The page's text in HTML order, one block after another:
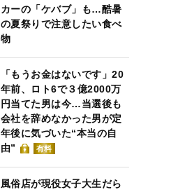
カーの「ケバブ」も…酷暑
の夏祭りで注意したい食べ
物
「もうお金はないです」20
年前、ロト6で３億2000万
円当てた男は今…当選後も
会社を辞めなかった男が定
年後に気づいた“本当の自
由”
有料
風俗店が現役女子大生だら